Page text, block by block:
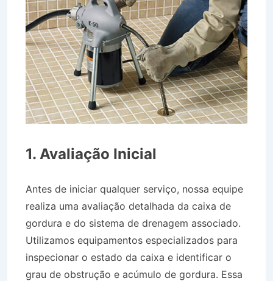
1. Avaliação Inicial
Antes de iniciar qualquer serviço, nossa equipe
realiza uma avaliação detalhada da caixa de
gordura e do sistema de drenagem associado.
Utilizamos equipamentos especializados para
inspecionar o estado da caixa e identificar o
grau de obstrução e acúmulo de gordura. Essa